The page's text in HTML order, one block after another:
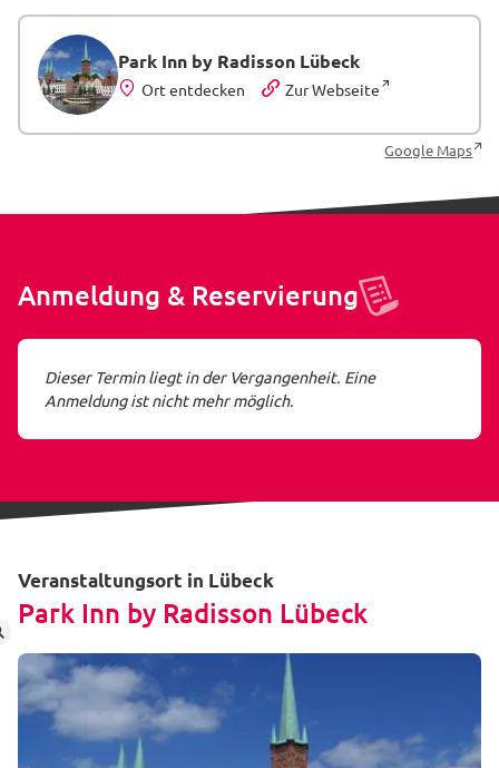
Park Inn by Radisson Lübeck
Ort entdecken Zur Webseite
Google Maps
Anmeldung & Reservierung
Dieser Termin liegt in der Vergangenheit. Eine
Anmeldung ist nicht mehr möglich.
Veranstaltungsort in Lübeck
Park Inn by Radisson Lübeck